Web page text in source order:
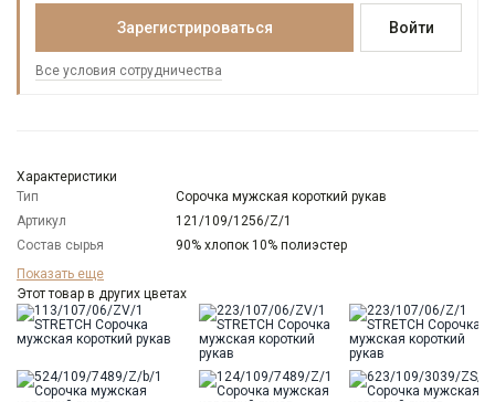
Зарегистрироваться Войти
Все условия сотрудничества
Характеристики
Тип
Сорочка мужская короткий рукав
Артикул
121/109/1256/Z/1
Состав сырья
90% хлопок 10% полиэстер
Бренд
Модель
Зауженная
Цвет
Белый
Отделка
Сорочки: кант по нижнему краю внутренней
стойки воротника из ткани компаньона
Ворот
Французский маленький
Показать еще
Этот товар в других цветах